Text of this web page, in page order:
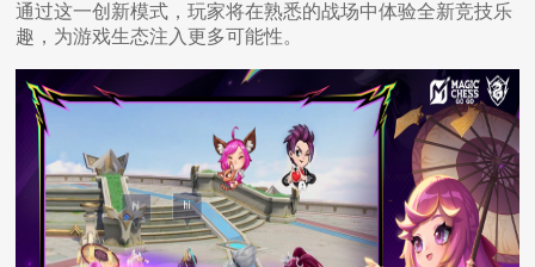
通过这一创新模式，玩家将在熟悉的战场中体验全新竞技乐
趣，为游戏生态注入更多可能性。